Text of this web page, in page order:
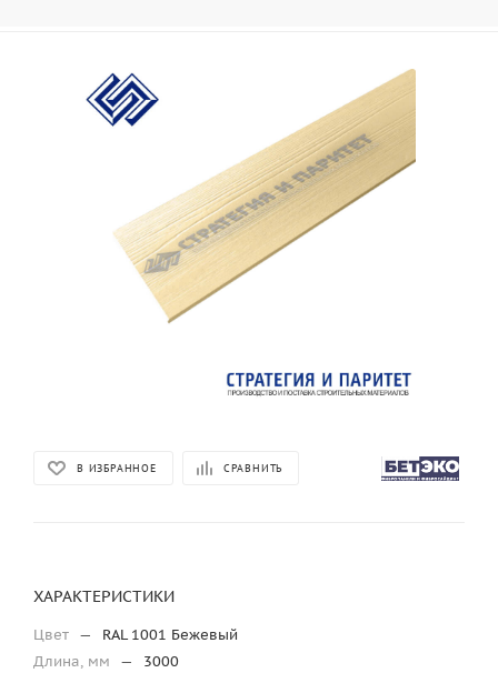
В ИЗБРАННОЕ СРАВНИТЬ
ХАРАКТЕРИСТИКИ
Цвет —
RAL 1001 Бежевый
Длина, мм
—
3000